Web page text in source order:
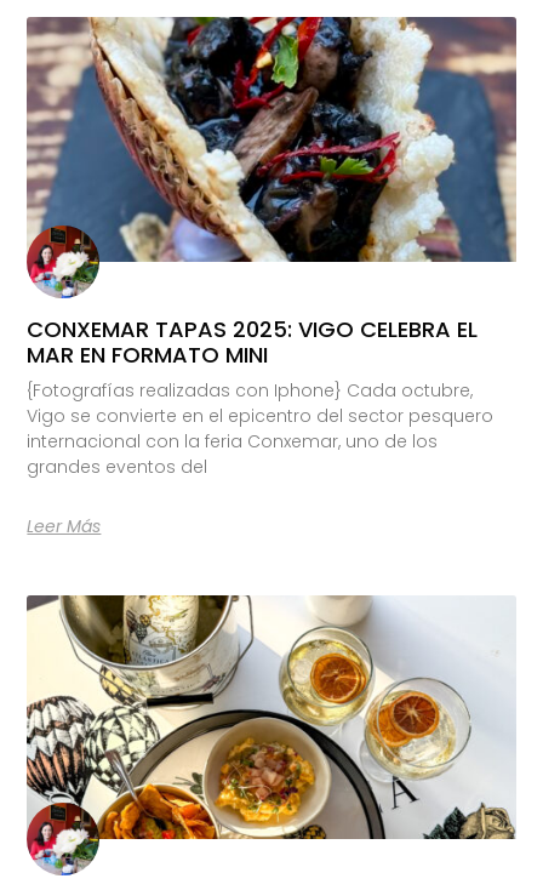
CONXEMAR TAPAS 2025: VIGO CELEBRA EL
MAR EN FORMATO MINI
{Fotografías realizadas con Iphone} Cada octubre,
Vigo se convierte en el epicentro del sector pesquero
internacional con la feria Conxemar, uno de los
grandes eventos del
Leer Más